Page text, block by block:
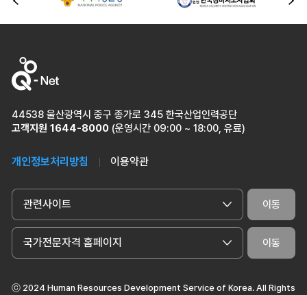
이전
44538 울산광역시 중구 종가로 345 한국산업인력공단
고객지원 1644-8000 (운영시간 09:00 ~ 18:00, 유료)
개인정보처리방침 이용약관
관련사이트 이동
국가전문자격 홈페이지 이동
ⓒ 2024 Human Resources Development Service of Korea. All Rights